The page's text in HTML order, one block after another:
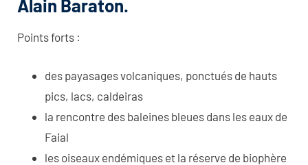
Alain Baraton.
Points forts :
des payasages volcaniques, ponctués de hauts
pics, lacs, caldeiras
la rencontre des baleines bleues dans les eaux de
Faial
les oiseaux endémiques et la réserve de biophère